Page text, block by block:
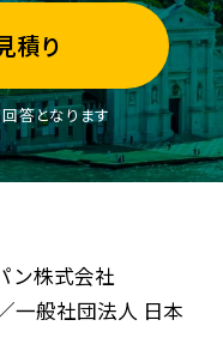
積り
答となります
ン株式会社
一般社団法人 日本